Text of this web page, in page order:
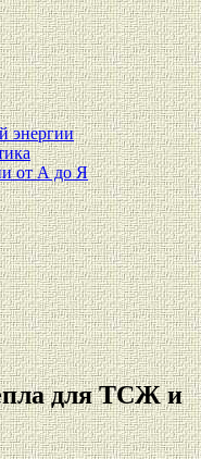
энергии
от А до Я
для ТСЖ и